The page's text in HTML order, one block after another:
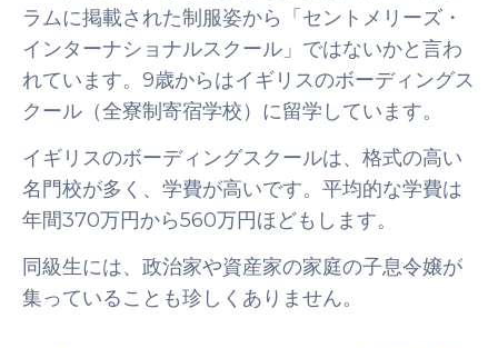
ラムに掲載された制服姿から「セントメリーズ・
インターナショナルスクール」ではないかと言わ
れています。9歳からはイギリスのボーディングス
クール（全寮制寄宿学校）に留学しています。
イギリスのボーディングスクールは、格式の高い
名門校が多く、学費が高いです。平均的な学費は
年間370万円から560万円ほどもします。
同級生には、政治家や資産家の家庭の子息令嬢が
集っていることも珍しくありません。